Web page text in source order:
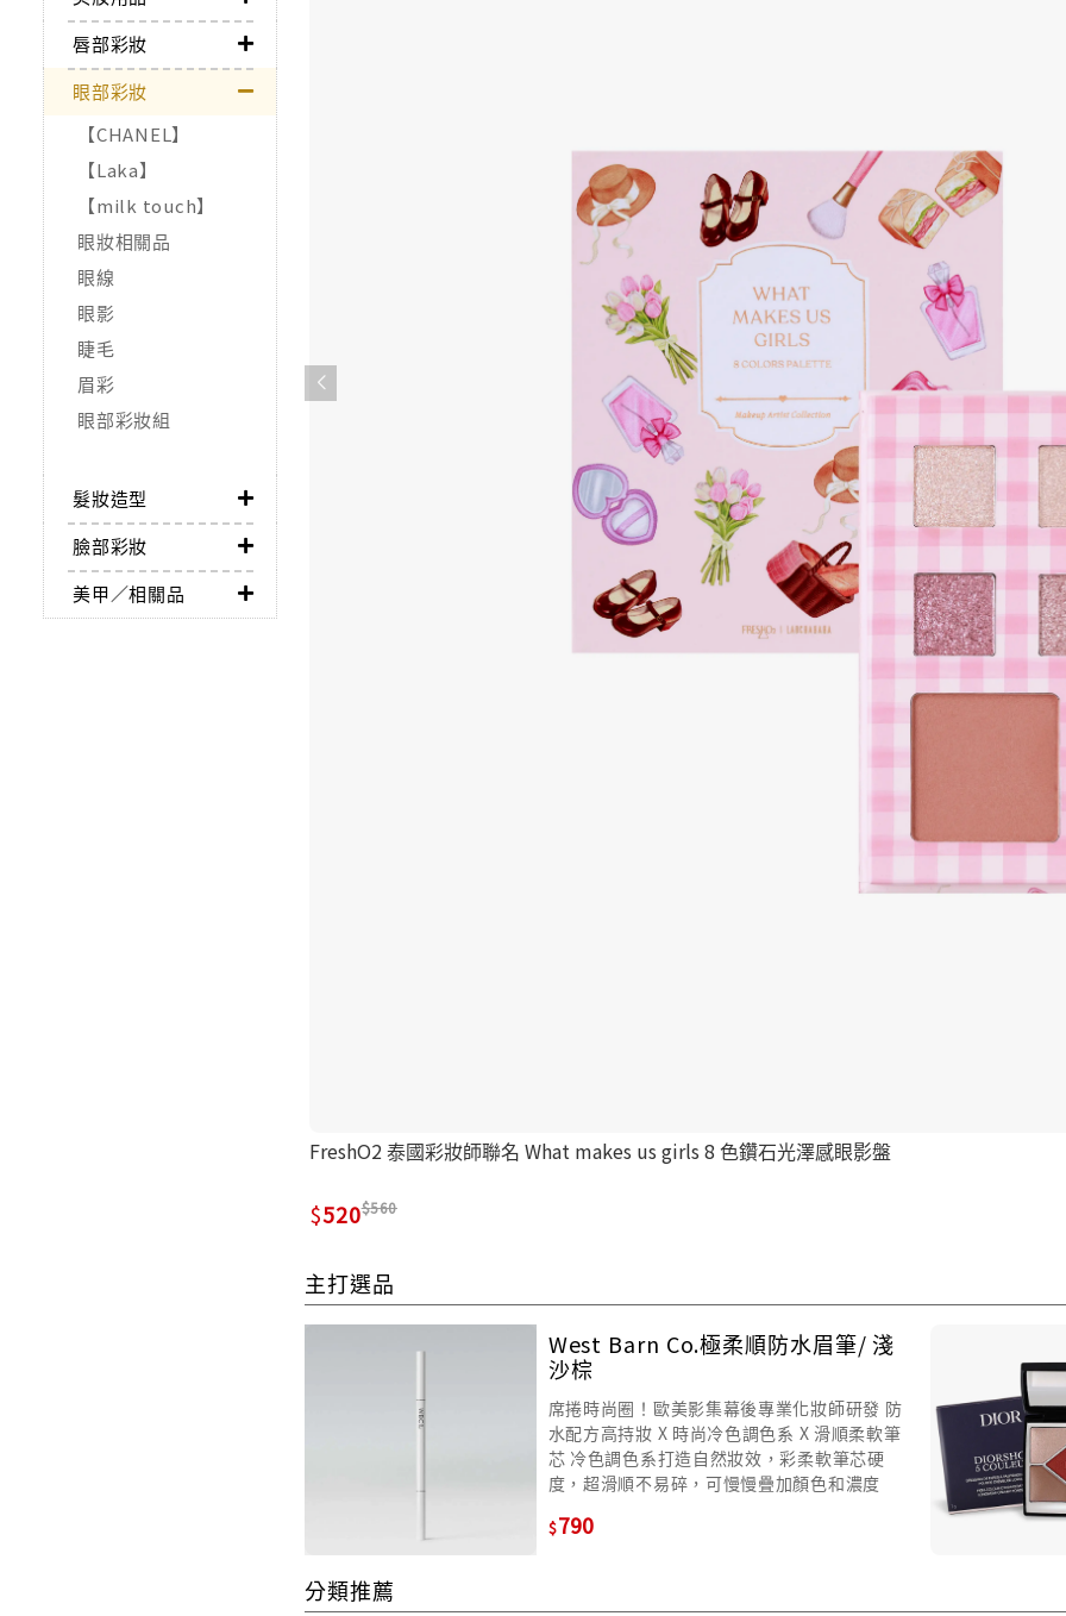
唇部彩妝
眼部彩妝
【CHANEL】
【Laka】
【milk touch】
眼妝相關品
眼線
眼影
睫毛
眉彩
眼部彩妝組
髮妝造型
臉部彩妝
美甲／相關品
FreshO2 泰國彩妝師聯名 What makes us girls 8 色鑽石光澤感眼影盤
520 560
主打選品
West Barn Co.極柔順防水眉筆/ 淺
沙棕
席捲時尚圈！歐美影集幕後專業化妝師研發 防
水配方高持妝 X 時尚冷色調色系 X 滑順柔軟筆
芯 冷色調色系打造自然妝效，彩柔軟筆芯硬
度，超滑順不易碎，可慢慢疊加顏色和濃度
790
分類推薦